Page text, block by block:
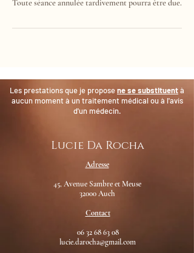
Toute séance annulée tardivement pourra être due.
Les prestations que je proposene se substituentà
aucun moment à un traitement médical ou à l'avis
d'un médecin.
Lucie Da Rocha
Adresse
45, Avenue Sambre et Meuse
32000 Auch
Contact
06 32 68 63 08
lucie.darocha@gmail.com